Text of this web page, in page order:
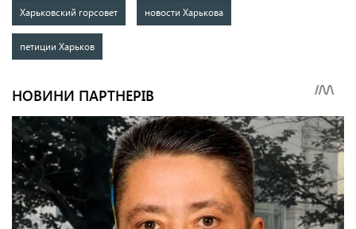
Харьковский горсовет новости Харькова
петиции Харьков